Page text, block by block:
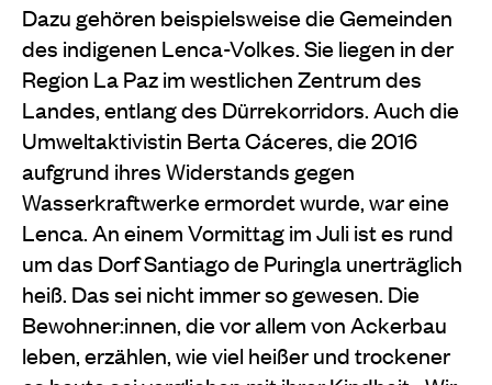
Dazu gehören beispielsweise die Gemeinden
des indigenen Lenca-Volkes. Sie liegen in der
Region La Paz im westlichen Zentrum des
Landes, entlang des Dürrekorridors. Auch die
Umweltaktivistin Berta Cáceres, die 2016
aufgrund ihres Widerstands gegen
Wasserkraftwerke ermordet wurde, war eine
Lenca. An einem Vormittag im Juli ist es rund
um das Dorf Santiago de Puringla unerträglich
heiß. Das sei nicht immer so gewesen. Die
Bewohner:innen, die vor allem von Ackerbau
leben, erzählen, wie viel heißer und trockener